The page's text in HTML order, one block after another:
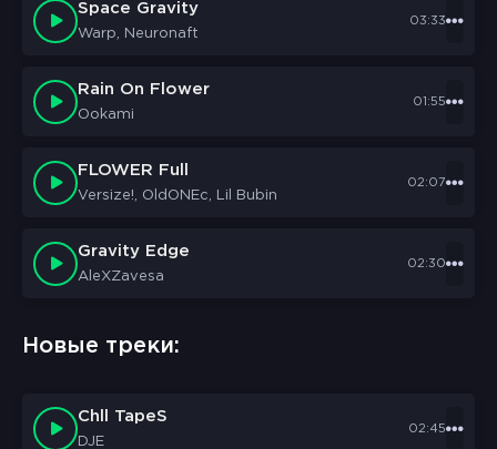
Space Gravity
Warp, Neuronaft
03:33
Rain On Flower
Ookami
01:55
FLOWER Full
Versize!, OldONEc, Lil Bubin
02:07
Gravity Edge
AleXZavesa
02:30
Новые треки:
Chll TapeS
DJE
02:45